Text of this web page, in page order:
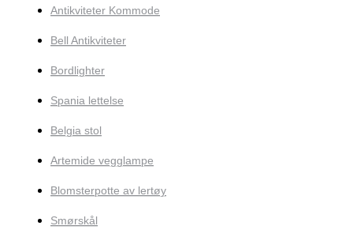
Antikviteter Kommode
Bell Antikviteter
Bordlighter
Spania lettelse
Belgia stol
Artemide vegglampe
Blomsterpotte av lertøy
Smørskål